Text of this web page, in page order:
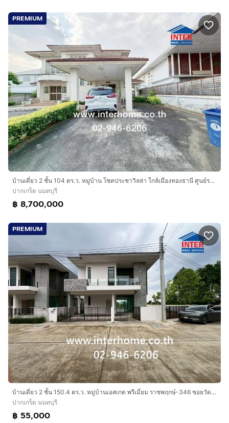
PREMIUM
บ้านเดี่ยว 2 ชั้น 104 ตร.ว. หมู่บ้าน โชคประชาวิลล่า ใกล้เมืองทองธานี ศูนย์ราชการแจ้งวัฒนะ ถนนแจ้งวัฒนะ ถนนประชาชื่น ปากเกร็ด นนทบุรี
ปากเกร็ด นนทบุรี
฿ 8,700,000
PREMIUM
บ้านเดี่ยว 2 ชั้น 150.4 ตร.ว. หมู่บ้านเอสเกต พรีเมี่ยม ราชพฤกษ์-346 ซอยวัดท่าเกวียน ถนนราชพฤกษ์ ถนนหมายเลข345 ปากเกร็ด นนทบุรี
ปากเกร็ด นนทบุรี
฿ 55,000